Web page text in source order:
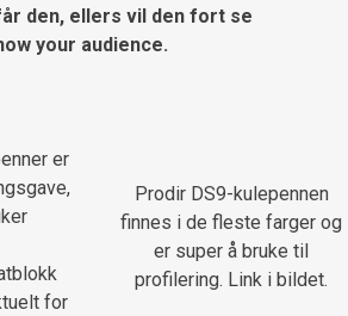
den, ellers vil den fort se
your audience.
Prodir DS9-kulepennen
finnes i de fleste farger og
er super å bruke til
profilering. Link i bildet.
er
for